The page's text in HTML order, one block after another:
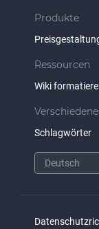
Produkte
Ressourcen
Wiki
Schlagwörter